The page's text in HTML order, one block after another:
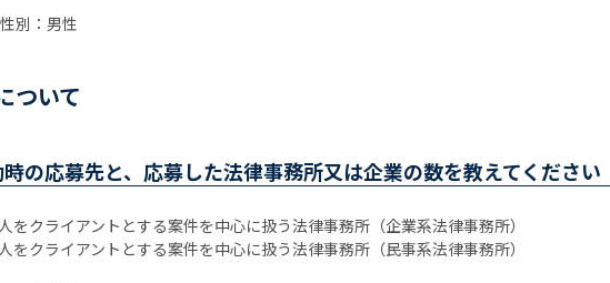
別：男性
ついて
の応募先と、応募した法律事務所又は企業の数を教えてください
クライアントとする案件を中心に扱う法律事務所（企業系法律事務所）
アントとする案件を中心に扱う法律事務所（民事系法律事務所）